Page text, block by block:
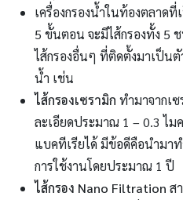
เครื่องกรองน้ำในท้องตลาด
5 ขั้นตอน จะมีไส้กรองทั้ง 5
ไส้กรองอื่นๆ ที่ติดตั้งมาเป็น
น้ำ เช่น
ไส้กรองเซรามิก ทำมาจากเ
ละเอียดประมาณ 1 – 0.3 ไม
แบคทีเรียได้ มีข้อดีคือนำมา
การใช้งานโดยประมาณ 1 ปี
ไส้กรอง Nano Filtration ส